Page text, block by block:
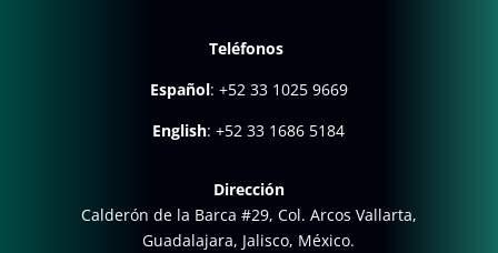
Teléfonos
Español: +52 33 1025 9669
English:+52 33 1686 5184
Dirección
Calderón de la Barca #29, Col. Arcos Vallarta,
Guadalajara, Jalisco, México.